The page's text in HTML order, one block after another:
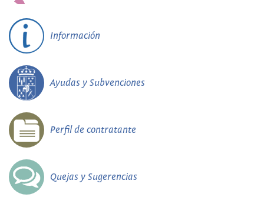
Información
Ayudas y Subvenciones
Perfil de contratante
Quejas y Sugerencias